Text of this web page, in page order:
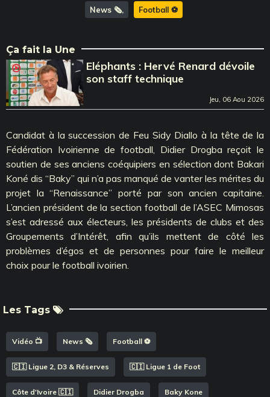
News 🗞️ Football ⚽️
Ça fait la Une
Eléphants : Hervé Renard dévoile
son staff technique
Jeu, 06 Aou 2026
Candidat à la succession de Feu Sidy Diallo à la tête de la
Fédération Ivoirienne de football, Didier Drogba reçoit le
soutien de ses anciens coéquipiers en sélection dont Bakari
Koné dis ‘‘Baky’’ qui n’a pas manqué de vanter les mérites du
projet la ‘‘Renaissance’’ porté par son ancien capitaine.
L’ancien président de la section football de l’ASEC Mimosas
s’est adressé aux électeurs, les présidents de clubs et des
Groupements d’Intérêt, afin qu’ils mettent de côté les
problèmes d’égos et de personnes pour faire le meilleur
choix pour le football ivoirien.
Les Tags
Vidéo 📺 News 🗞️ Football ⚽️
🇨🇮 Ligue 2, D3 & Réserves 🇨🇮 Ligue 1 de Foot
Côte d'Ivoire 🇨🇮 Didier Drogba Baky Kone